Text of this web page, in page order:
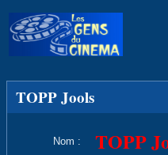
TOPP Jools
Nom : TOPP